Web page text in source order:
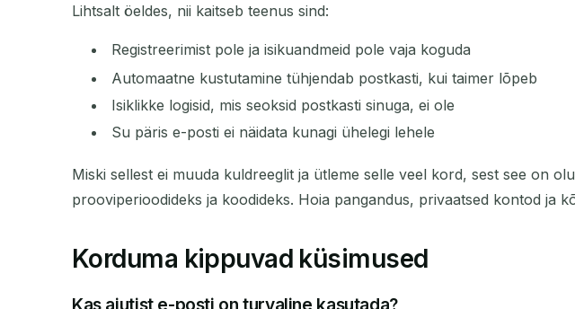
Lihtsalt öeldes, nii kaitseb teenus sind:
Registreerimist pole ja isikuandmeid pole vaja koguda
Automaatne kustutamine tühjendab postkasti, kui taimer lõpeb
Isiklikke logisid, mis seoksid postkasti sinuga, ei ole
Su päris e-posti ei näidata kunagi ühelegi lehele
Miski sellest ei muuda kuldreeglit ja ütleme selle veel kord, sest see on
prooviperioodideks ja koodideks. Hoia pangandus, privaatsed kontod ja
Korduma kippuvad küsimused
Kas ajutist e-posti on turvaline kasutada?